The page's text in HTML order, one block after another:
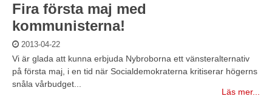
Fira första maj med
kommunisterna!
2013-04-22
Vi är glada att kunna erbjuda Nybroborna ett vänsteralternativ
på första maj, i en tid när Socialdemokraterna kritiserar högerns
snåla vårbudget...
Läs mer...